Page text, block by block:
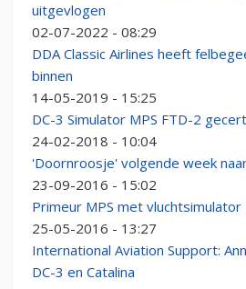
uitgevlogen
02-07-2022 - 08:29
DDA Classic Airlines heeft
binnen
14-05-2019 - 15:25
DC-3 Simulator MPS FTD-2
24-02-2018 - 10:04
'Doornroosje' volgende week
23-09-2016 - 15:02
Primeur MPS met vluchtsimulator
25-05-2016 - 13:27
International Aviation Support:
DC-3 en Catalina